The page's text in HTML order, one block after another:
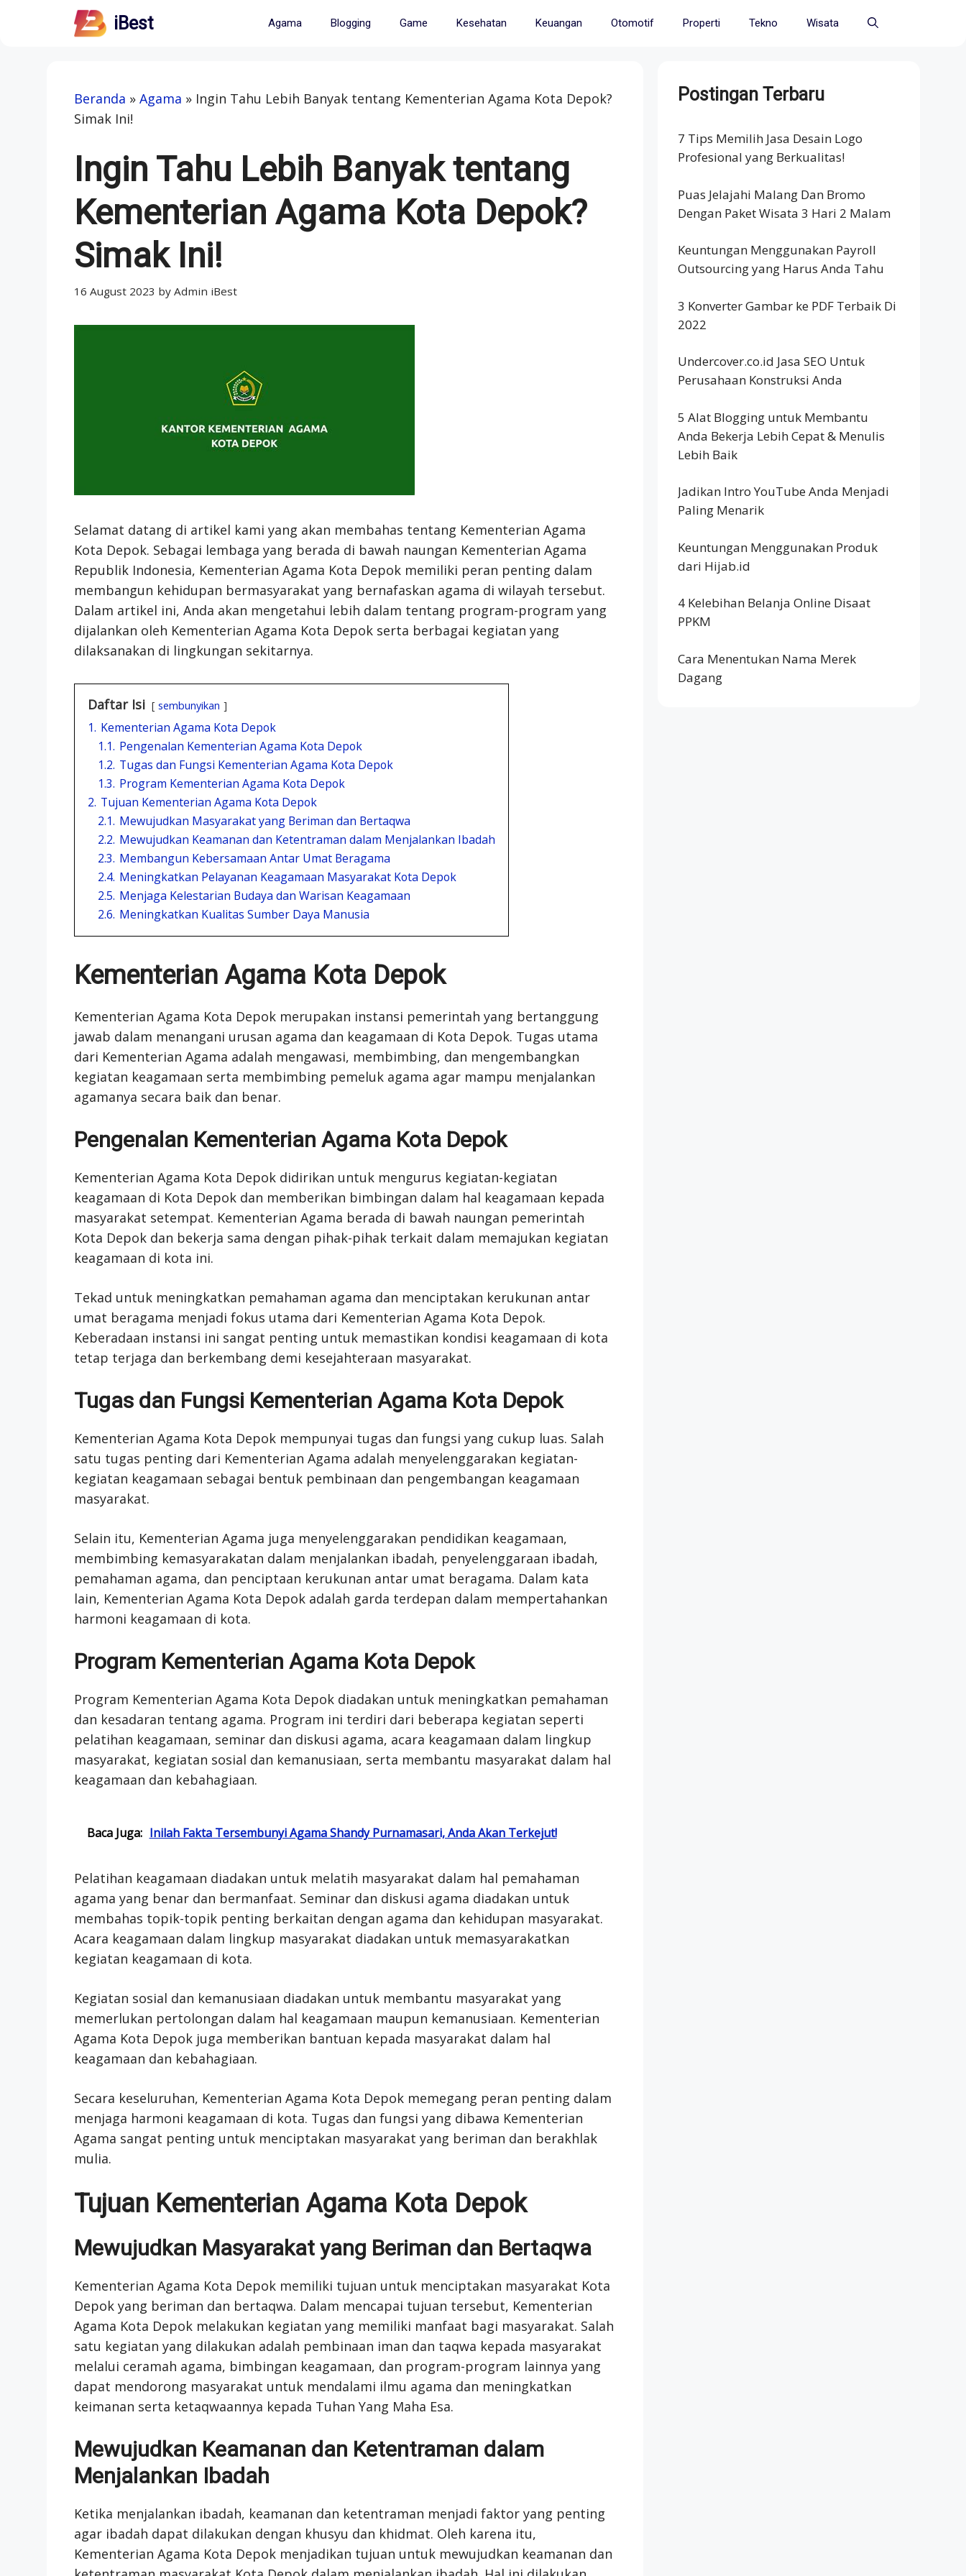
iBest Agama Blogging Game Kesehatan Keuangan Otomotif Properti Tekno Wisata
Beranda » Agama » Ingin Tahu Lebih Banyak tentang Kementerian Agama Kota Depok?
Simak Ini!
Ingin Tahu Lebih Banyak tentang
Kementerian Agama Kota Depok?
Simak Ini!
16 August 2023 by Admin iBest
Selamat datang di artikel kami yang akan membahas tentang Kementerian Agama
Kota Depok. Sebagai lembaga yang berada di bawah naungan Kementerian Agama
Republik Indonesia, Kementerian Agama Kota Depok memiliki peran penting dalam
membangun kehidupan bermasyarakat yang bernafaskan agama di wilayah tersebut.
Dalam artikel ini, Anda akan mengetahui lebih dalam tentang program-program yang
dijalankan oleh Kementerian Agama Kota Depok serta berbagai kegiatan yang
dilaksanakan di lingkungan sekitarnya.
Daftar Isi sembunyikan
1. Kementerian Agama Kota Depok
1.1. Pengenalan Kementerian Agama Kota Depok
1.2. Tugas dan Fungsi Kementerian Agama Kota Depok
1.3. Program Kementerian Agama Kota Depok
2. Tujuan Kementerian Agama Kota Depok
2.1. Mewujudkan Masyarakat yang Beriman dan Bertaqwa
2.2. Mewujudkan Keamanan dan Ketentraman dalam Menjalankan Ibadah
2.3. Membangun Kebersamaan Antar Umat Beragama
2.4. Meningkatkan Pelayanan Keagamaan Masyarakat Kota Depok
2.5. Menjaga Kelestarian Budaya dan Warisan Keagamaan
2.6. Meningkatkan Kualitas Sumber Daya Manusia
Kementerian Agama Kota Depok
Kementerian Agama Kota Depok merupakan instansi pemerintah yang bertanggung
jawab dalam menangani urusan agama dan keagamaan di Kota Depok. Tugas utama
dari Kementerian Agama adalah mengawasi, membimbing, dan mengembangkan
kegiatan keagamaan serta membimbing pemeluk agama agar mampu menjalankan
agamanya secara baik dan benar.
Pengenalan Kementerian Agama Kota Depok
Kementerian Agama Kota Depok didirikan untuk mengurus kegiatan-kegiatan
keagamaan di Kota Depok dan memberikan bimbingan dalam hal keagamaan kepada
masyarakat setempat. Kementerian Agama berada di bawah naungan pemerintah
Kota Depok dan bekerja sama dengan pihak-pihak terkait dalam memajukan kegiatan
keagamaan di kota ini.
Tekad untuk meningkatkan pemahaman agama dan menciptakan kerukunan antar
umat beragama menjadi fokus utama dari Kementerian Agama Kota Depok.
Keberadaan instansi ini sangat penting untuk memastikan kondisi keagamaan di kota
tetap terjaga dan berkembang demi kesejahteraan masyarakat.
Tugas dan Fungsi Kementerian Agama Kota Depok
Kementerian Agama Kota Depok mempunyai tugas dan fungsi yang cukup luas. Salah
satu tugas penting dari Kementerian Agama adalah menyelenggarakan kegiatan-
kegiatan keagamaan sebagai bentuk pembinaan dan pengembangan keagamaan
masyarakat.
Selain itu, Kementerian Agama juga menyelenggarakan pendidikan keagamaan,
membimbing kemasyarakatan dalam menjalankan ibadah, penyelenggaraan ibadah,
pemahaman agama, dan penciptaan kerukunan antar umat beragama. Dalam kata
lain, Kementerian Agama Kota Depok adalah garda terdepan dalam mempertahankan
harmoni keagamaan di kota.
Program Kementerian Agama Kota Depok
Program Kementerian Agama Kota Depok diadakan untuk meningkatkan pemahaman
dan kesadaran tentang agama. Program ini terdiri dari beberapa kegiatan seperti
pelatihan keagamaan, seminar dan diskusi agama, acara keagamaan dalam lingkup
masyarakat, kegiatan sosial dan kemanusiaan, serta membantu masyarakat dalam hal
keagamaan dan kebahagiaan.
Baca Juga: Inilah Fakta Tersembunyi Agama Shandy Purnamasari, Anda Akan Terkejut!
Pelatihan keagamaan diadakan untuk melatih masyarakat dalam hal pemahaman
agama yang benar dan bermanfaat. Seminar dan diskusi agama diadakan untuk
membahas topik-topik penting berkaitan dengan agama dan kehidupan masyarakat.
Acara keagamaan dalam lingkup masyarakat diadakan untuk memasyarakatkan
kegiatan keagamaan di kota.
Kegiatan sosial dan kemanusiaan diadakan untuk membantu masyarakat yang
memerlukan pertolongan dalam hal keagamaan maupun kemanusiaan. Kementerian
Agama Kota Depok juga memberikan bantuan kepada masyarakat dalam hal
keagamaan dan kebahagiaan.
Secara keseluruhan, Kementerian Agama Kota Depok memegang peran penting dalam
menjaga harmoni keagamaan di kota. Tugas dan fungsi yang dibawa Kementerian
Agama sangat penting untuk menciptakan masyarakat yang beriman dan berakhlak
mulia.
Tujuan Kementerian Agama Kota Depok
Mewujudkan Masyarakat yang Beriman dan Bertaqwa
Kementerian Agama Kota Depok memiliki tujuan untuk menciptakan masyarakat Kota
Depok yang beriman dan bertaqwa. Dalam mencapai tujuan tersebut, Kementerian
Agama Kota Depok melakukan kegiatan yang memiliki manfaat bagi masyarakat. Salah
satu kegiatan yang dilakukan adalah pembinaan iman dan taqwa kepada masyarakat
melalui ceramah agama, bimbingan keagamaan, dan program-program lainnya yang
dapat mendorong masyarakat untuk mendalami ilmu agama dan meningkatkan
keimanan serta ketaqwaannya kepada Tuhan Yang Maha Esa.
Mewujudkan Keamanan dan Ketentraman dalam
Menjalankan Ibadah
Ketika menjalankan ibadah, keamanan dan ketentraman menjadi faktor yang penting
agar ibadah dapat dilakukan dengan khusyu dan khidmat. Oleh karena itu,
Kementerian Agama Kota Depok menjadikan tujuan untuk mewujudkan keamanan dan
Postingan Terbaru
7 Tips Memilih Jasa Desain Logo
Profesional yang Berkualitas!
Puas Jelajahi Malang Dan Bromo
Dengan Paket Wisata 3 Hari 2 Malam
Keuntungan Menggunakan Payroll
Outsourcing yang Harus Anda Tahu
3 Konverter Gambar ke PDF Terbaik Di
2022
Undercover.co.id Jasa SEO Untuk
Perusahaan Konstruksi Anda
5 Alat Blogging untuk Membantu
Anda Bekerja Lebih Cepat & Menulis
Lebih Baik
Jadikan Intro YouTube Anda Menjadi
Paling Menarik
Keuntungan Menggunakan Produk
dari Hijab.id
4 Kelebihan Belanja Online Disaat
PPKM
Cara Menentukan Nama Merek
Dagang